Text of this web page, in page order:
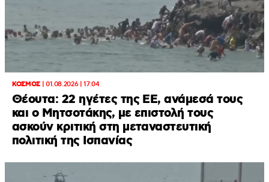
ΚΟΣΜΟΣ| 01.08.2026 | 17:04
Θέουτα: 22 ηγέτες της ΕΕ, ανάμεσά τους
και ο Μητσοτάκης, με επιστολή τους
ασκούν κριτική στη μεταναστευτική
πολιτική της Ισπανίας